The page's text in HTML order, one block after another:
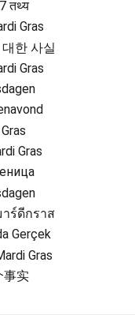
तथ्य
Gras
한 사실
Gras
Gras
ร์ดีกราส
Gerçek
Gras
实